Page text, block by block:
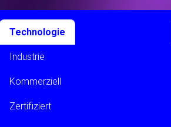
Technologie
Industrie
Kommerziell
Zertifiziert